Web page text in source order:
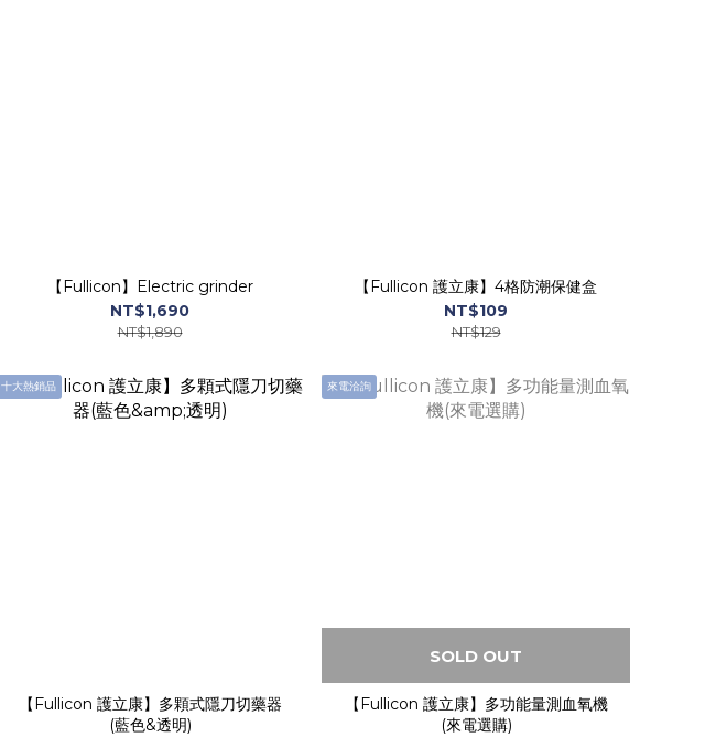
【Fullicon】Electric grinder
NT$1,690
NT$1,890
【Fullicon 護立康】4格防潮保健盒
NT$109
NT$129
十大熱銷品
【Fullicon 護立康】多顆式隱刀切藥器
(藍色&透明)
來電洽詢
SOLD OUT
【Fullicon 護立康】多功能量測血氧機
(來電選購)